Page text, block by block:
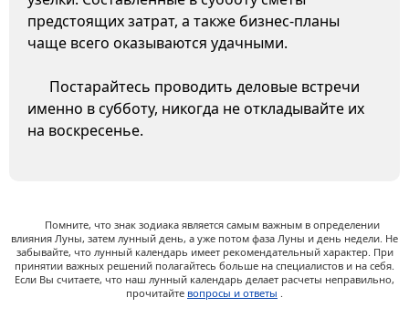
предстоящих затрат, а также бизнес-планы
чаще всего оказываются удачными.
Постарайтесь проводить деловые встречи
именно в субботу, никогда не откладывайте их
на воскресенье.
Помните, что знак зодиака является самым важным в определении
влияния Луны, затем лунный день, а уже потом фаза Луны и день недели. Не
забывайте, что лунный календарь имеет рекомендательный характер. При
принятии важных решений полагайтесь больше на специалистов и на себя.
Если Вы считаете, что наш лунный календарь делает расчеты неправильно,
прочитайте вопросы и ответы .